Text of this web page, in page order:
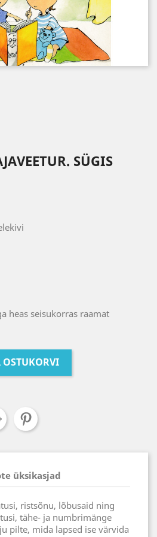
SÜGIS
heas seisukorras raamat
OSTUKORVI
üksikasjad
ristsõnu, lõbusaid ning
tähe- ja numbrimänge
pilte, mida lapsed ise värvida